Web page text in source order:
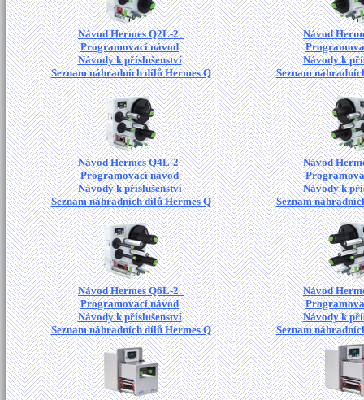
Návod Hermes Q2L-2
Programovací návod
Návody k příslušenství
Seznam náhradních dílů Hermes Q
Návod
Návody k
Seznam
Návod Hermes Q4L-2
Programovací návod
Návody k příslušenství
Seznam náhradních dílů Hermes Q
Návod
Návody k
Seznam
Návod Hermes Q6L-2
Programovací návod
Návody k příslušenství
Seznam náhradních dílů Hermes Q
Návod
Návody k
Seznam